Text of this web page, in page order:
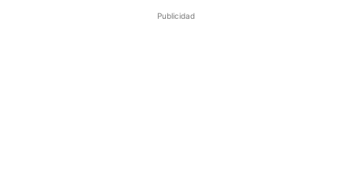
Publicidad